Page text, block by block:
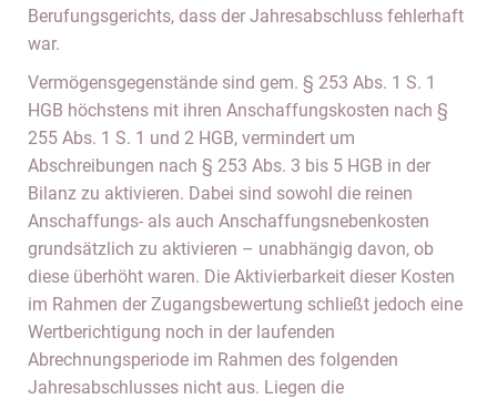
Berufungsgerichts, dass der Jahresabschluss fehlerhaft
war.
Vermögensgegenstände sind gem. § 253 Abs. 1 S. 1
HGB höchstens mit ihren Anschaffungskosten nach §
255 Abs. 1 S. 1 und 2 HGB, vermindert um
Abschreibungen nach § 253 Abs. 3 bis 5 HGB in der
Bilanz zu aktivieren. Dabei sind sowohl die reinen
Anschaffungs- als auch Anschaffungsnebenkosten
grundsätzlich zu aktivieren – unabhängig davon, ob
diese überhöht waren. Die Aktivierbarkeit dieser Kosten
im Rahmen der Zugangsbewertung schließt jedoch eine
Wertberichtigung noch in der laufenden
Abrechnungsperiode im Rahmen des folgenden
Jahresabschlusses nicht aus. Liegen die